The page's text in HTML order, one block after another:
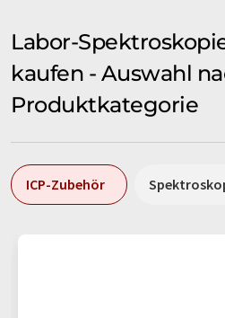
Labor-
kaufen - Auswahl
Produktkategorie
ICP-Zubehör